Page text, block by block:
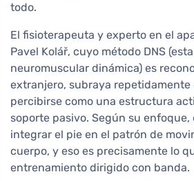
todo.
El fisioterapeuta y experto en el
Pavel Kolář, cuyo método DNS
neuromuscular dinámica) es
extranjero, subraya repetidamente
percibirse como una estructura
soporte pasivo. Según su
integrar el pie en el patrón de
cuerpo, y eso es precisamente lo
entrenamiento dirigido con banda.